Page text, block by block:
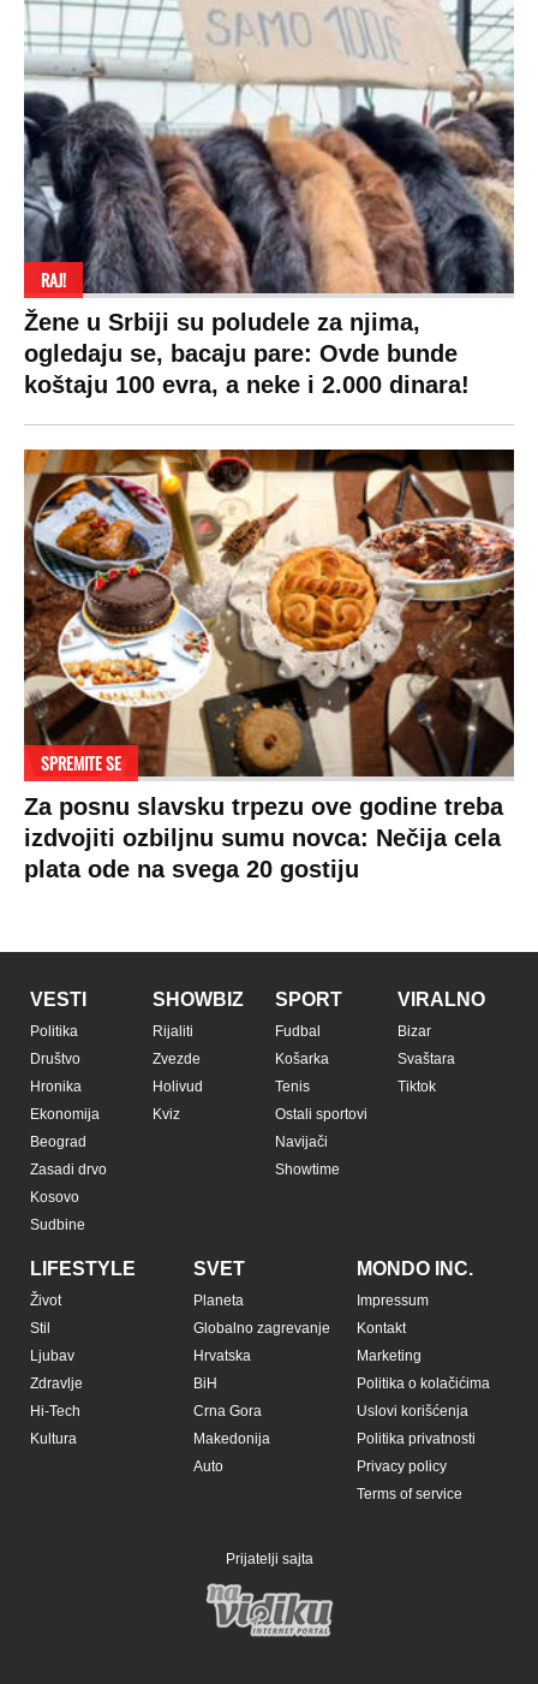
RAJ!
Žene u Srbiji su poludele za njima,
ogledaju se, bacaju pare: Ovde bunde
koštaju 100 evra, a neke i 2.000 dinara!
SPREMITE SE
Za posnu slavsku trpezu ove godine treba
izdvojiti ozbiljnu sumu novca: Nečija cela
plata ode na svega 20 gostiju
VESTI
Politika
Društvo
Hronika
Ekonomija
Beograd
Zasadi drvo
Kosovo
Sudbine
SHOWBIZ
Rijaliti
Zvezde
Holivud
Kviz
SPORT
Fudbal
Košarka
Tenis
Ostali sportovi
Navijači
Showtime
VIRALNO
Bizar
Svaštara
Tiktok
LIFESTYLE
Život
Stil
Ljubav
Zdravlje
Hi-Tech
Kultura
SVET
Planeta
Globalno zagrevanje
Hrvatska
BiH
Crna Gora
Makedonija
Auto
MONDO INC.
Impressum
Kontakt
Marketing
Politika o kolačićima
Uslovi korišćenja
Politika privatnosti
Privacy policy
Terms of service
Prijatelji sajta